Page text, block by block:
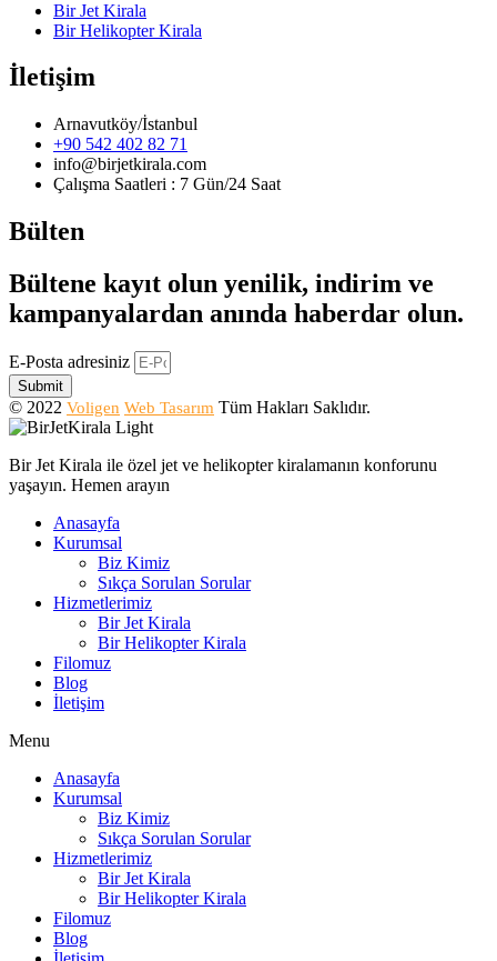
Bir Jet Kirala
Bir Helikopter Kirala
İletişim
Arnavutköy/İstanbul
+90 542 402 82 71
info@birjetkirala.com
Çalışma Saatleri : 7 Gün/24 Saat
Bülten
Bültene kayıt olun yenilik, indirim ve
kampanyalardan anında haberdar olun.
E-Posta adresiniz
Submit
© 2022 Voligen Web Tasarım Tüm Hakları Saklıdır.
Bir Jet Kirala ile özel jet ve helikopter kiralamanın konforunu
yaşayın. Hemen arayın
Anasayfa
Kurumsal
Biz Kimiz
Sıkça Sorulan Sorular
Hizmetlerimiz
Bir Jet Kirala
Bir Helikopter Kirala
Filomuz
Blog
İletişim
Menu
Anasayfa
Kurumsal
Biz Kimiz
Sıkça Sorulan Sorular
Hizmetlerimiz
Bir Jet Kirala
Bir Helikopter Kirala
Filomuz
Blog